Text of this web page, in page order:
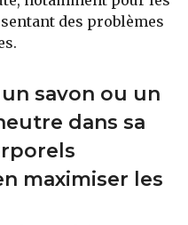
des problèmes
savon ou un
dans sa
maximiser les